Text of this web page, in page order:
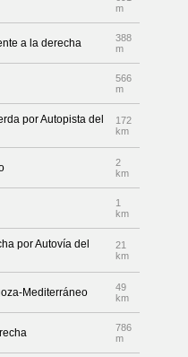
m
a la derecha
388
m
566
m
por Autopista del
172
km
2
km
1
km
por Autovía del
21
km
Mediterráneo
49
km
786
m